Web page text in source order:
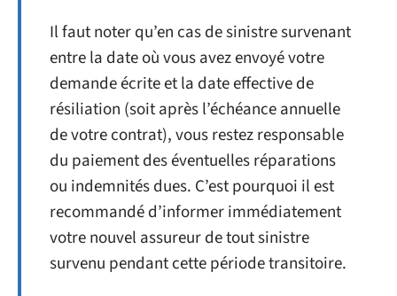
Il faut noter qu’en cas de sinistre survenant
entre la date où vous avez envoyé votre
demande écrite et la date effective de
résiliation (soit après l’échéance annuelle
de votre contrat), vous restez responsable
du paiement des éventuelles réparations
ou indemnités dues. C’est pourquoi il est
recommandé d’informer immédiatement
votre nouvel assureur de tout sinistre
survenu pendant cette période transitoire.